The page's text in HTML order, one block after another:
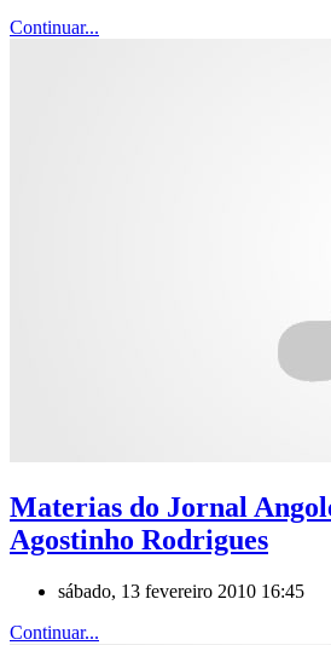
Continuar...
Materias do Jornal
Agostinho Rodrigues
sábado, 13 fevereiro 2010 16:45
Continuar...